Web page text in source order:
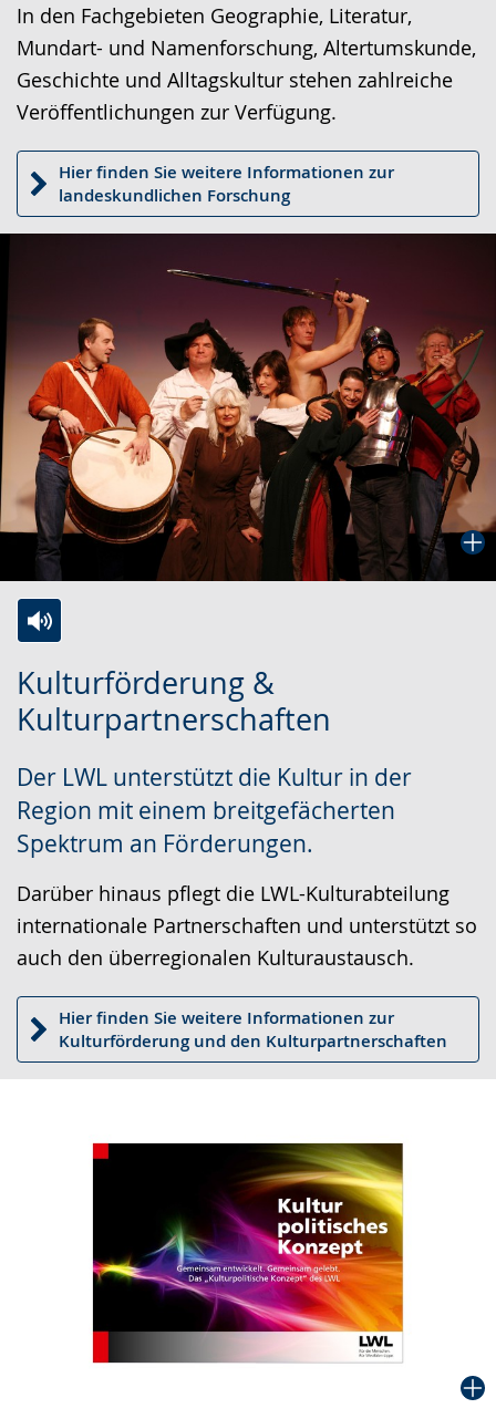
In den Fachgebieten Geographie, Literatur,
Mundart- und Namenforschung, Altertumskunde,
Geschichte und Alltagskultur stehen zahlreiche
Veröffentlichungen zur Verfügung.
Hier finden Sie weitere Informationen zur
landeskundlichen Forschung
Kulturförderung &
Kulturpartnerschaften
Der LWL unterstützt die Kultur in der
Region mit einem breitgefächerten
Spektrum an Förderungen.
Darüber hinaus pflegt die LWL-Kulturabteilung
internationale Partnerschaften und unterstützt so
auch den überregionalen Kulturaustausch.
Hier finden Sie weitere Informationen zur
Kulturförderung und den Kulturpartnerschaften
Leichten
Sprache
Audio-
Unterstützung.
Video
in
Gebärdensprache
wird
angezeigt.